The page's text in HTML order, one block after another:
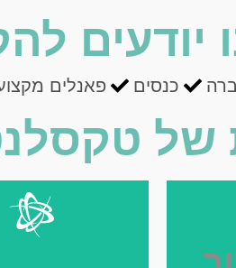
יודעים
כנסים פאנלים
של